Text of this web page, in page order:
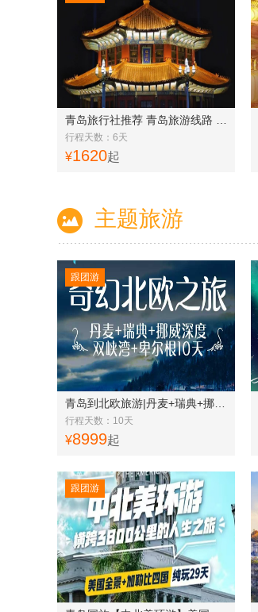
行程天数：6天
¥1620起
主题旅游
行程天数：10天
¥8999起
跟团游
跟团游